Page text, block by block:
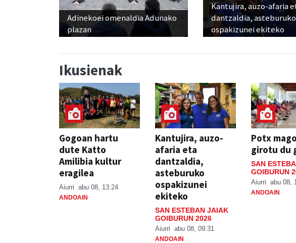
Adinekoei omenaldia Adunako
plazan
Kantujira, auzo-afaria
dantzaldia, asteburuko
ospakizunei ekiteko
Ikusienak
Gogoan hartu
dute Katto
Amilibia kultur
eragilea
Aiurri abu 08, 13:24
ANDOAIN
Kantujira, auzo-
afaria eta
dantzaldia,
asteburuko
ospakizunei
ekiteko
SAN ESTEBAN JAIAK
GOIBURUN 2026
Aiurri abu 08, 09:31
ANDOAIN
Potx
girotu du
SAN
GOIBURUN
Aiurri abu 08,
ANDOAIN